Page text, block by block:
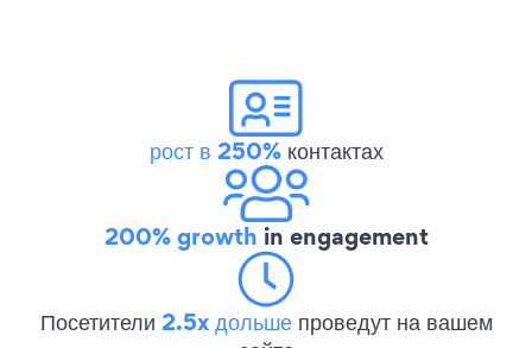
рост в 250%контактах
200% growth in engagement
Посетители 2.5x дольше проведут на вашем